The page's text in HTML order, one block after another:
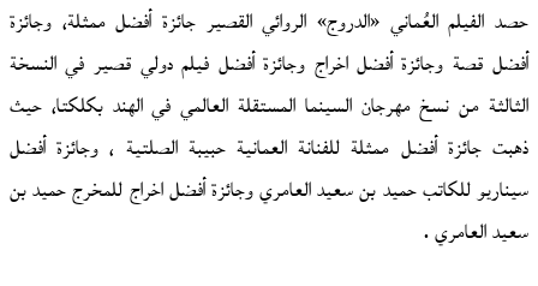
حصد الفيلم العُماني «الدروج» الروائي القصير جائزة أفضل ممثلة، وجائزة
أفضل قصة وجائزة أفضل اخراج وجائزة أفضل فيلم دولي قصير في النسخة
الثالثة من نسخ مهرجان السينما المستقلة العالمي في الهند بكلكتا، حيث
ذهبت جائزة أفضل ممثلة للفنانة العمانية حبيبة الصلتية ، وجائزة أفضل
سيناريو للكاتب حميد بن سعيد العامري وجائزة أفضل اخراج للمخرج حميد بن
سعيد العامري .